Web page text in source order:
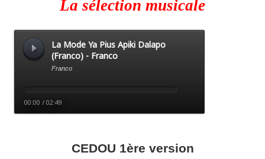
La sélection musicale
CEDOU 1ère version